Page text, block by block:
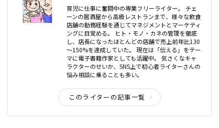
育児に仕事に奮闘中の専業フリーライター。 チェ
ーンの居酒屋から高級レストランまで、様々な飲食
店舗の勤務経験を通じてマネジメントとマーケティ
ングに目覚める。 ヒト・モノ・カネの管理を徹底
し、店長になったほとんどの店舗で売上前年比130
～150%を達成していた。 現在は「伝える」をテー
マに電子書籍作家としても活躍中。 気さくなキャ
ラクターのせいか、SNS上で初心者ライターさんの
悩み相談に乗ることも多い。
このライターの記事一覧